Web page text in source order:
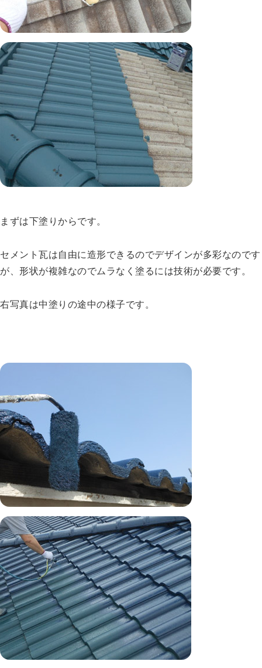
まずは下塗りからです。
セメント瓦は自由に造形できるのでデザインが多彩なのです
が、形状が複雑なのでムラなく塗るには技術が必要です。
右写真は中塗りの途中の様子です。